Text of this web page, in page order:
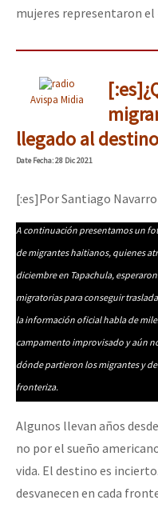
mujeres representaron el
Avispa Midia
llegado al
DateFecha: 28 Dic 2021
[:es]Por Santiago Navarro
A continuación presentamos un
de migrantes haitianos, quienes
diciembre en Tapachula,
migratorias para conseguir
la información oficial habla de
campamento improvisado y aún
dónde partieron los migrantes y
fronteriza.
Algunos llevan años
no por el sueño
vida. El destino es
desvanecen en cada